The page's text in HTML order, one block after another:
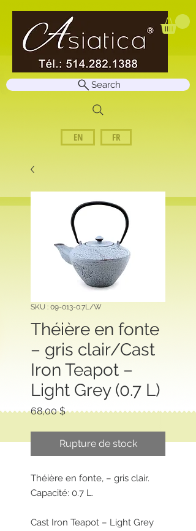
EN FR
Search
SKU : 09-013-0.7L/W
Théière en fonte
– gris clair/Cast
Iron Teapot –
Light Grey (0.7 L)
68,00 $Prix
Rupture de stock
Théière en fonte, – gris clair.
Capacité: 0.7 L.
Cast Iron Teapot – Light Grey